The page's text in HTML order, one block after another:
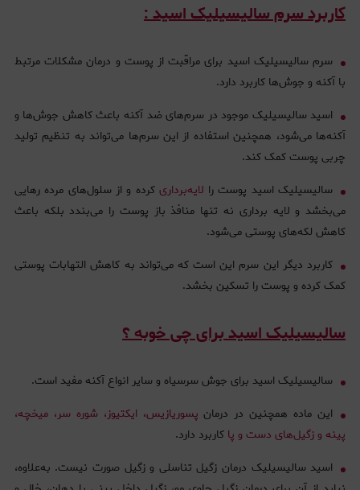
کاربرد سرم سالیسیلیک اسید :
سرم سالیسیلیک اسید برای مراقبت از پوست و درمان مشکلات مرتبط
با آکنه و جوش‌ها کاربرد دارد.
اسید سالیسیلیک موجود در سرم‌های ضد آکنه باعث کاهش جوش‌ها و
آکنه‌ها می‌شود، همچنین استفاده از این سرم‌ها می‌تواند به تنظیم تولید
چربی پوست کمک کند.
سالیسیلیک اسید پوست را لایه‌برداری کرده و از سلول‌های مرده رهایی
می‌بخشد و لایه برداری نه تنها منافذ باز پوست را می‌بندد بلکه باعث
کاهش لکه‌های پوستی می‌شود.
کاربرد دیگر این سرم این است که می‌تواند به کاهش التهابات پوستی
کمک کرده و پوست را تسکین بخشد.
سالیسیلیک اسید برای چی خوبه ؟
سالیسیلیک اسید برای جوش سرسیاه و سایر انواع آکنه مفید است.
این ماده همچنین در درمان پسوریازیس، ایکتیوز، شوره سر، میخچه،
پینه و زگیل‌های دست و پا کاربرد دارد.
اسید سالیسیلیک درمان زگیل تناسلی و زگیل صورت نیست. به‌علاوه،